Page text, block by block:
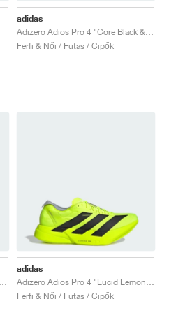
adidas
Férfi & Női / Futás / Cipők
adidas
Férfi & Női / Futás / Cipők